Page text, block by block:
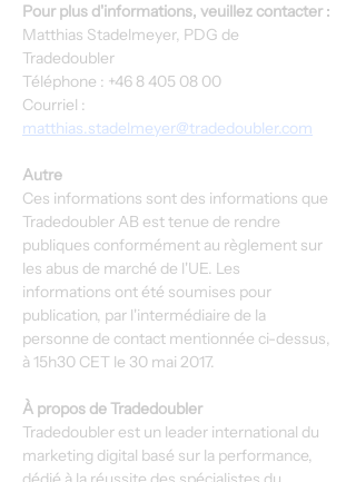
Pour plus d'informations, veuillez contacter :
Matthias Stadelmeyer, PDG de
Tradedoubler
Téléphone : +46 8 405 08 00
Courriel :
matthias.stadelmeyer@tradedoubler.com
Autre
Ces informations sont des informations que
Tradedoubler AB est tenue de rendre
publiques conformément au règlement sur
les abus de marché de l'UE. Les
informations ont été soumises pour
publication, par l'intermédiaire de la
personne de contact mentionnée ci-dessus,
à 15h30 CET le 30 mai 2017.
À propos de Tradedoubler
Tradedoubler est un leader international du
marketing digital basé sur la performance,